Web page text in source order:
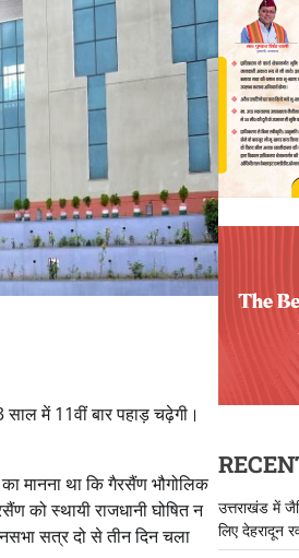
में 11वीं बार पहाड़ चढ़ेगी।
मानना था कि गैरसैंण भौगोलिक
को स्थायी राजधानी घोषित न
सत्र दो से तीन दिन चला
उत्तराखंड में
लिए देहरादून